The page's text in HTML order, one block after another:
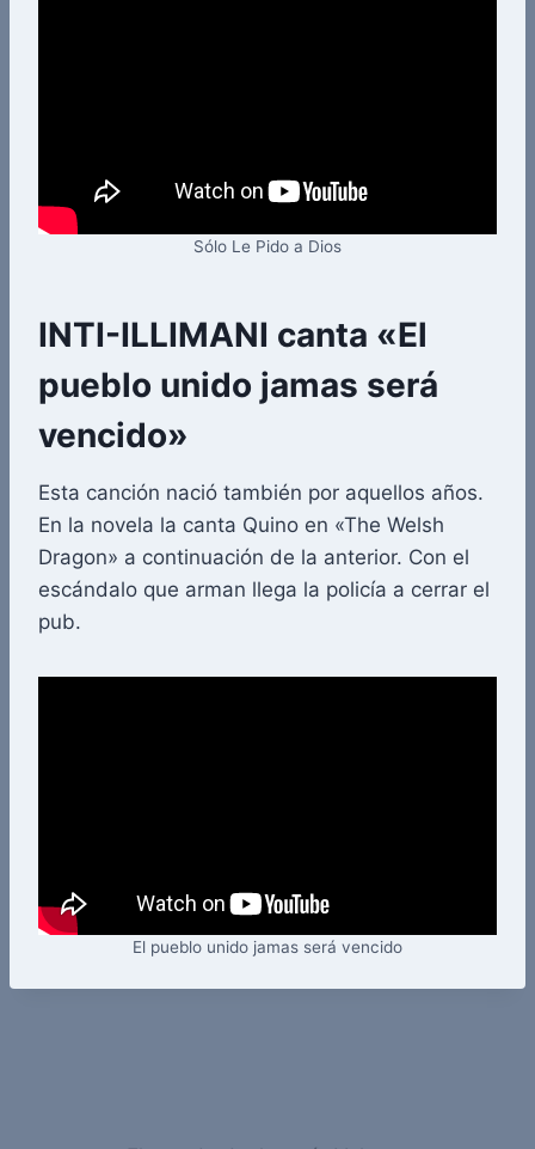
Sólo Le Pido a Dios
INTI-ILLIMANI canta «El
pueblo unido jamas será
vencido»
Esta canción nació también por aquellos años.
En la novela la canta Quino en «The Welsh
Dragon» a continuación de la anterior. Con el
escándalo que arman llega la policía a cerrar el
pub.
El pueblo unido jamas será vencido